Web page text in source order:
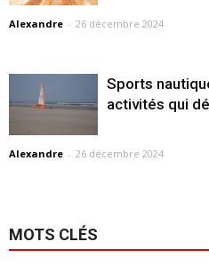
Alexandre - 26 décembre 2024
Sports
activités qui
Alexandre - 26 décembre 2024
MOTS CLÉS